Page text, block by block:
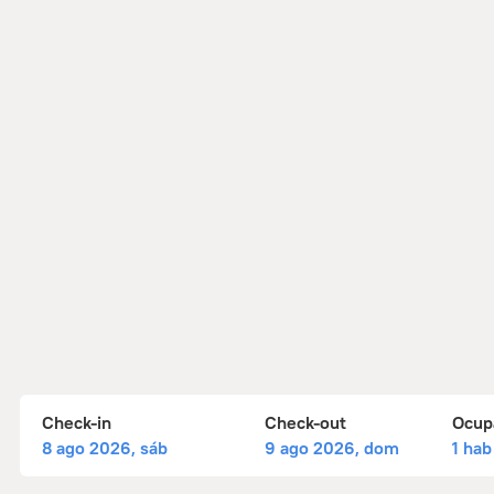
Check-in
8 ago 2026, sáb
Check-out
9 ago 2026, dom
1